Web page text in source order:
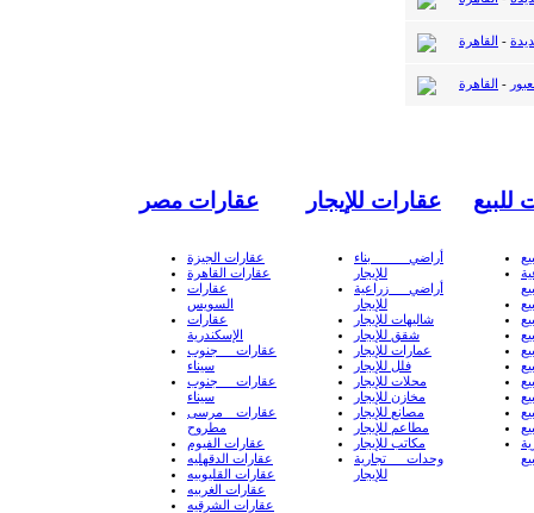
- القاهرة
- القاهرة
للبيع عقارات للإيجار
أراضي بناء
للإيجار
أراضي زراعية
للإيجار
شاليهات للإيجار
شقق للإيجار
عمارات للإيجار
فلل للإيجار
محلات للإيجار
مخازن للإيجار
مصانع للإيجار
مطاعم للإيجار
مكاتب للإيجار
وحدات تجارية
للإيجار
عقارات مصر
عقارات الجيزة
عقارات القاهرة
عقارات
السويس
عقارات
الإسكندرية
عقارات جنوب
سيناء
عقارات جنوب
سيناء
عقارات مرسى
مطروح
عقارات الفيوم
عقارات الدقهليه
عقارات القليوبيه
عقارات الغربيه
عقارات الشرقيه